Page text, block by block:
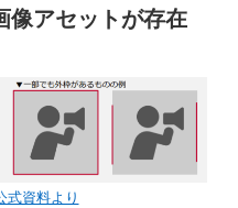
像アセットが存在
式資料より